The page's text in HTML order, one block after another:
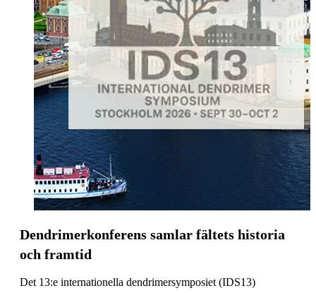
Dendrimerkonferens samlar fältets historia
och framtid
Det 13:e internationella dendrimersymposiet (IDS13)